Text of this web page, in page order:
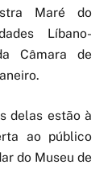
Maré do
Líbano-
Câmara de
delas estão à
ao público
do Museu de